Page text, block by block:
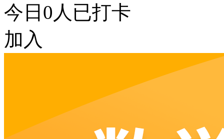
今日 0 人已打卡
加入